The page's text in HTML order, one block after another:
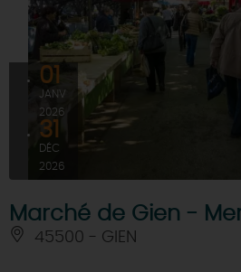
01
JANV
2026
31
DÉC
2026
Marché de Gien -
45500 - GIEN